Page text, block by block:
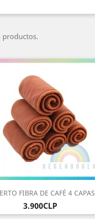
productos.
FIBRA DE CAFÉ 4 CAPAS
Precio
3.900CLP
Vista rápida